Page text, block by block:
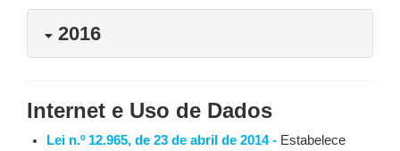
2016
Internet e Uso de Dados
Lei n.º 12.965, de 23 de abril de 2014 - Estabelece